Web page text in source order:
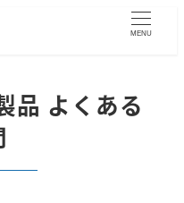
MENU
よくある